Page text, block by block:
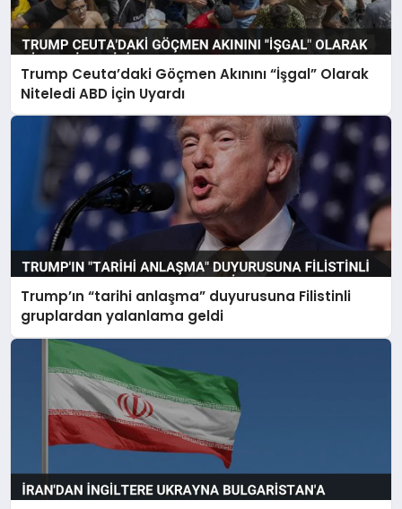
Trump Ceuta’daki Göçmen Akınını “İşgal” Olarak
Niteledi ABD İçin Uyardı
Trump’ın “tarihi anlaşma” duyurusuna Filistinli
gruplardan yalanlama geldi